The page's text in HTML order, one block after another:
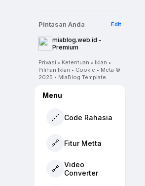
Pintasan Anda Edit
miablog.web.id -
Premium
Privasi • Ketentuan • Iklan •
Pilihan Iklan • Cookie • Meta ©
2025 • MiaBlog Template
Menu
🔗 Code Rahasia
🔗 Fitur Metta
🔗
Video
Converter